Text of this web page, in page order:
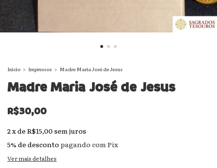
Início > Impressos > Madre Maria José de Jesus
Madre Maria José de Jesus
R$30,00
2xde R$15,00 sem juros
5% de desconto pagando com Pix
Ver mais detalhes